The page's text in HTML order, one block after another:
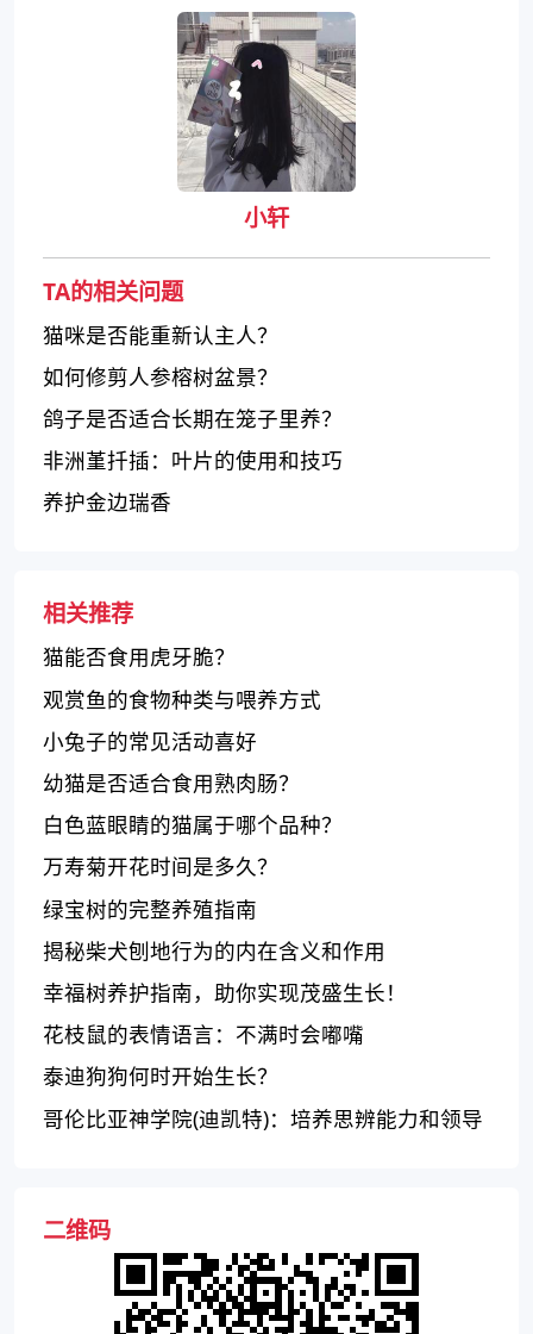
小轩
TA的相关问题
猫咪是否能重新认主人？
如何修剪人参榕树盆景？
鸽子是否适合长期在笼子里养？
非洲堇扦插：叶片的使用和技巧
养护金边瑞香
相关推荐
猫能否食用虎牙脆？
观赏鱼的食物种类与喂养方式
小兔子的常见活动喜好
幼猫是否适合食用熟肉肠？
白色蓝眼睛的猫属于哪个品种？
万寿菊开花时间是多久？
绿宝树的完整养殖指南
揭秘柴犬刨地行为的内在含义和作用
幸福树养护指南，助你实现茂盛生长！
花枝鼠的表情语言：不满时会嘟嘴
泰迪狗狗何时开始生长？
哥伦比亚神学院(迪凯特)：培养思辨能力和领导
二维码